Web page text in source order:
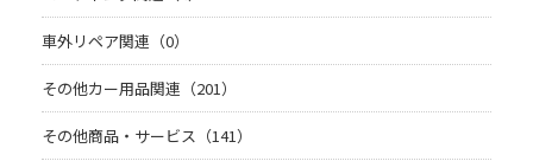
車外リペア関連（0）
その他カー用品関連（201）
その他商品・サービス（141）